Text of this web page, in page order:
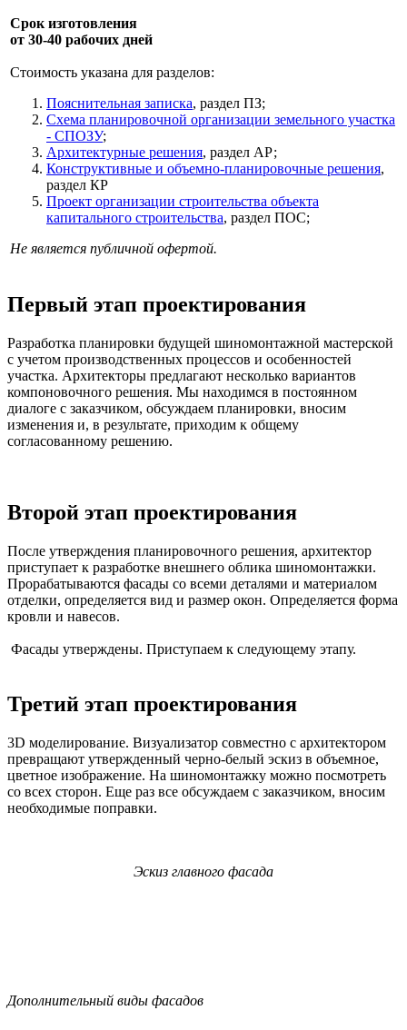
Срок изготовления
от 30-40 рабочих дней
Стоимость указана для разделов:
Пояснительная записка, раздел ПЗ;
Схема планировочной организации земельного участка
- СПОЗУ;
Архитектурные решения, раздел АР;
Конструктивные и объемно-планировочные решения,
раздел КР
Проект организации строительства объекта
капитального строительства, раздел ПОС;
Не является публичной офертой.
Первый этап проектирования
Разработка планировки будущей шиномонтажной мастерской
с учетом производственных процессов и особенностей
участка. Архитекторы предлагают несколько вариантов
компоновочного решения. Мы находимся в постоянном
диалоге с заказчиком, обсуждаем планировки, вносим
изменения и, в результате, приходим к общему
согласованному решению.
Второй этап проектирования
После утверждения планировочного решения, архитектор
приступает к разработке внешнего облика шиномонтажки.
Прорабатываются фасады со всеми деталями и материалом
отделки, определяется вид и размер окон. Определяется форма
кровли и навесов.
Фасады утверждены. Приступаем к следующему этапу.
Третий этап проектирования
3D моделирование. Визуализатор совместно с архитектором
превращают утвержденный черно-белый эскиз в объемное,
цветное изображение. На шиномонтажку можно посмотреть
со всех сторон. Еще раз все обсуждаем с заказчиком, вносим
необходимые поправки.
Эскиз главного фасада
Дополнительный виды фасадов